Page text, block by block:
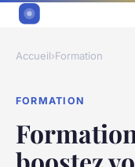
Accueil›Formation
FORMATION